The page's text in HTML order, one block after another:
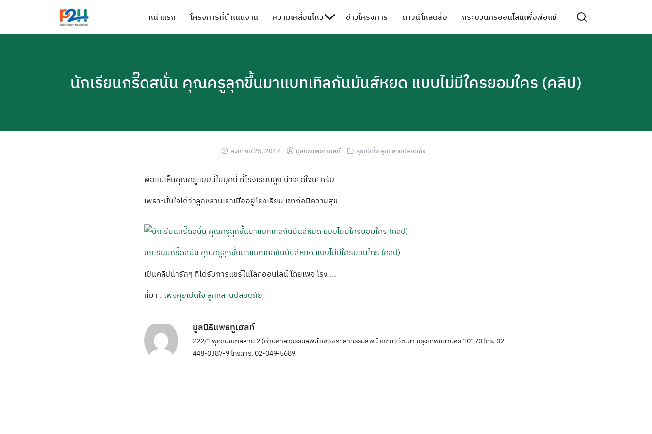
หน้าแรก โครงการที่ดำเนินงาน ความเคลื่อนไหว ข่าวโครงการ ดาวน์โหลดสื่อ กระบวนกรออนไลน์เพื่อพ่อแม่
นักเรียนกรี๊ดสนั่น คุณครูลุกขึ้นมาแบทเทิลกันมันส์หยด แบบไม่มีใครยอมใคร (คลิป)
สิงหาคม 25, 2017 มูลนิธิแพธทูเฮลท์ คุยเปิดใจ ลูกหลานปลอดภัย
พ่อแม่เห็นคุณครูแบบนี้ในยุคนี้ ที่โรงเรียนลูก น่าจะดีใจนะครับ
เพราะมั่นใจได้ว่าลูกหลานเราเมื่ออยู่โรงเรียน เขาก้อมีความสุข
นักเรียนกรี๊ดสนั่น คุณครูลุกขึ้นมาแบทเทิลกันมันส์หยด แบบไม่มีใครยอมใคร (คลิป)
เป็นคลิปน่ารักๆ ที่ได้รับการแชร์ในโลกออนไลน์ โดยเพจ โรง …
ที่มา : เพจคุยเปิดใจ ลูกหลานปลอดภัย
มูลนิธิแพธทูเฮลท์
222/1 พุทธมณฑลสาย 2 (ด้านศาลาธรรมสพน์ แขวงศาลาธรรมสพน์ เขตทวีวัฒนา กรุงเทพมหานคร 10170 โทร. 02-
448-0387-9 โทรสาร. 02-049-5689